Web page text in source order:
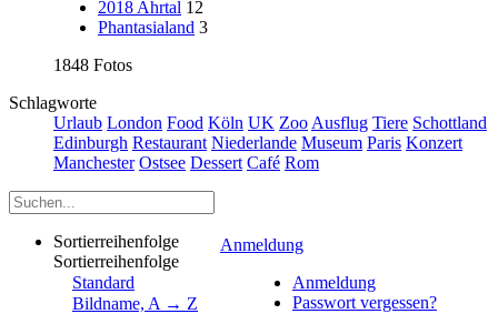
2018 Ahrtal 12
Phantasialand 3
1848 Fotos
Schlagworte
Urlaub London Food Köln UK Zoo Ausflug Tiere Schottland
Edinburgh Restaurant Niederlande Museum Paris Konzert
Manchester Ostsee Dessert Café Rom
Anmeldung
Anmeldung
Passwort vergessen?
Sortierreihenfolge
Sortierreihenfolge
Standard
Bildname, A → Z